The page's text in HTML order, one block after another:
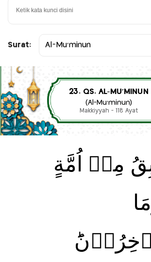
Surat: Al-Mu’minun
23. QS. AL-MU’MINUN
(Al-Mu’minun)
Makkiyyah - 118 Ayat
مِنۡ اُمَّةٍ